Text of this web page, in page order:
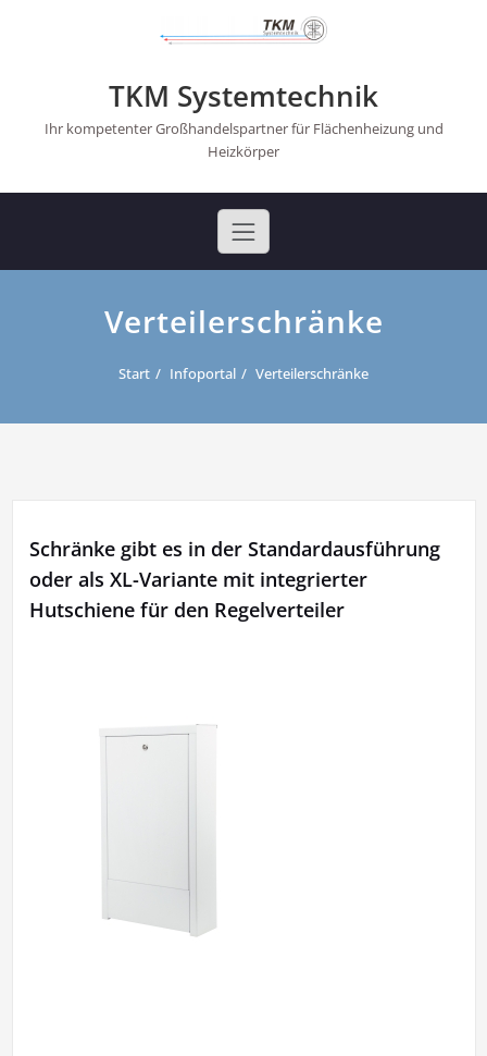
TKM Systemtechnik
Ihr kompetenter Großhandelspartner für Flächenheizung und
Heizkörper
Verteilerschränke
Start Infoportal Verteilerschränke
Schränke gibt es in der Standardausführung
oder als XL-Variante mit integrierter
Hutschiene für den Regelverteiler